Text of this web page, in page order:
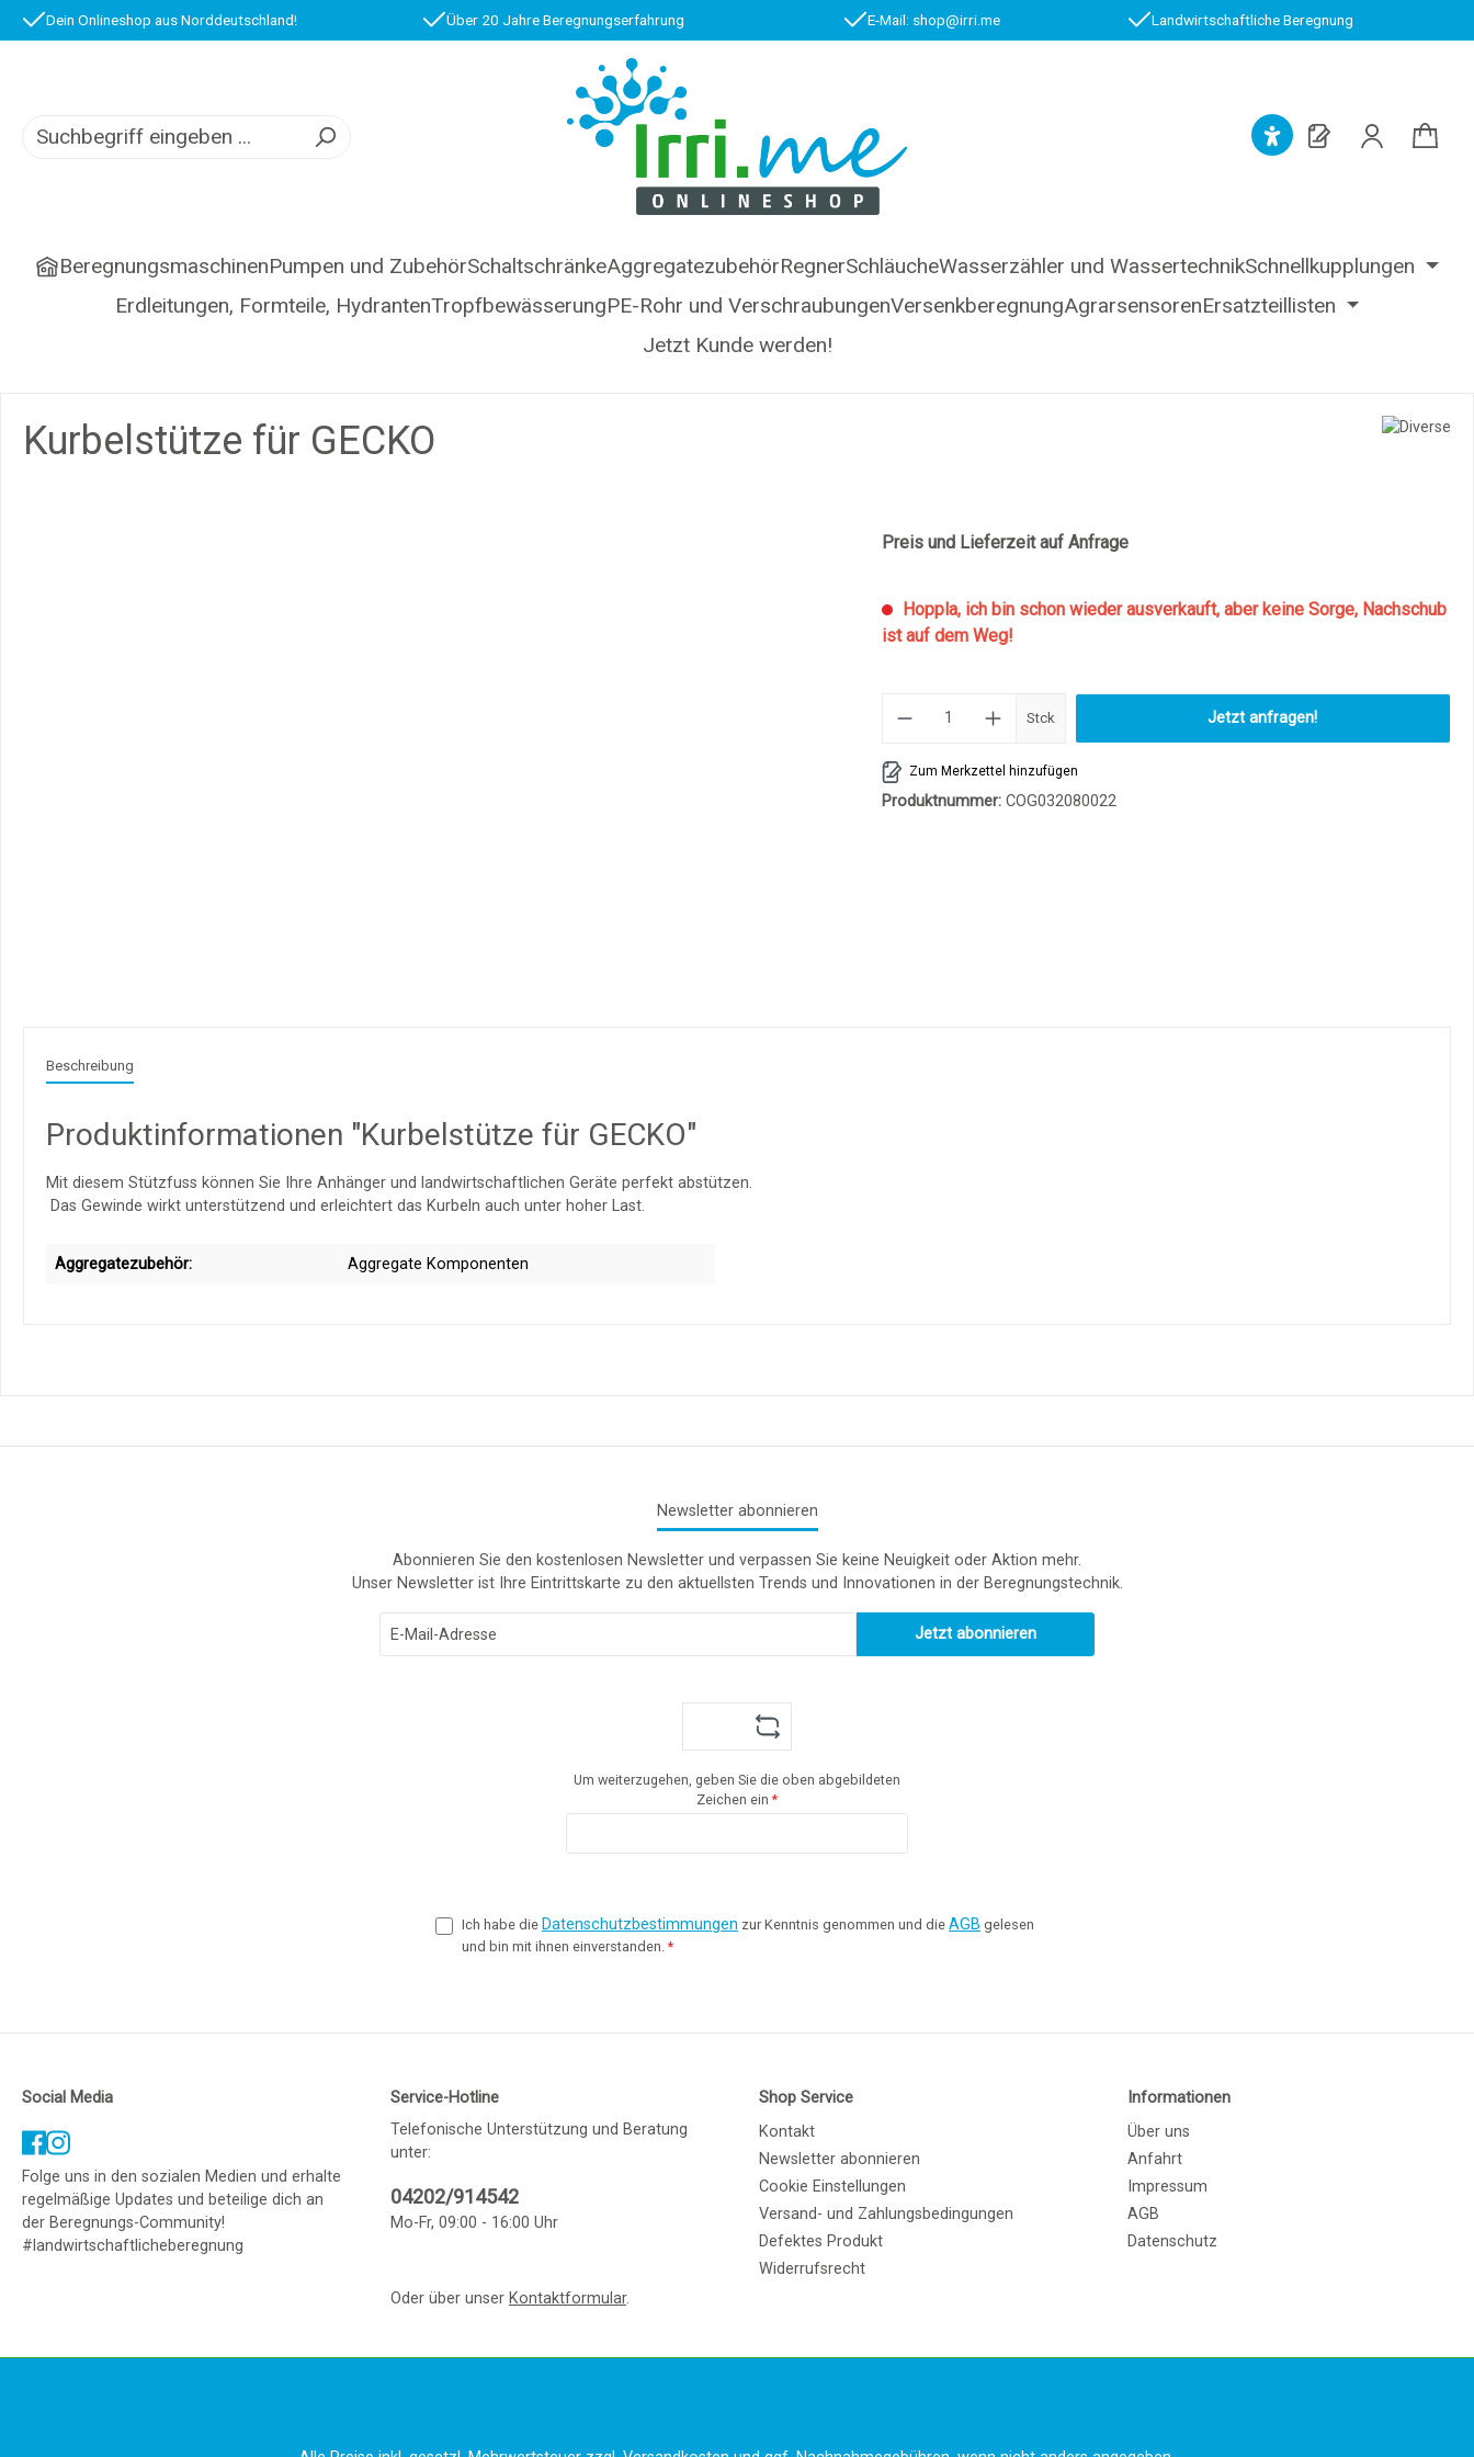
Zur Hauptnavigation springen
Dein Onlineshop aus Norddeutschland! Über 20 Jahre Beregnungserfahrung E-Mail: shop@irri.me Landwirtschaftliche Beregnung
BeregnungsmaschinenPumpen und ZubehörSchaltschränkeAggregatezubehörRegnerSchläucheWasserzähler und WassertechnikSchnellkupplungen
Erdleitungen, Formteile, HydrantenTropfbewässerungPE-Rohr und VerschraubungenVersenkberegnungAgrarsensorenErsatzteillisten
Jetzt Kunde werden!
Kurbelstütze für GECKO
Preis und Lieferzeit auf Anfrage
Hoppla, ich bin schon wieder ausverkauft, aber keine Sorge, Nachschub
ist auf dem Weg!
Produkt Anzahl: Gib den
Stck Jetzt anfragen!
Zum Merkzettel hinzufügen
Produktnummer: COG032080022
Beschreibung
Produktinformationen "Kurbelstütze für GECKO"
Mit diesem Stützfuss können Sie Ihre Anhänger und landwirtschaftlichen Geräte perfekt abstützen.
Das Gewinde wirkt unterstützend und erleichtert das Kurbeln auch unter hoher Last.
Aggregatezubehör: Aggregate Komponenten
Newsletter abonnieren
Abonnieren Sie den kostenlosen Newsletter und verpassen Sie keine Neuigkeit oder Aktion mehr.
Unser Newsletter ist Ihre Eintrittskarte zu den aktuellsten Trends und Innovationen in der Beregnungstechnik.
Jetzt abonnieren
Um weiterzugehen, geben Sie die oben abgebildeten
Zeichen ein *
Ich habe die Datenschutzbestimmungen zur Kenntnis genommen und die AGB gelesen
und bin mit ihnen einverstanden.*
Service-Hotline
Telefonische Unterstützung und Beratung
unter:
04202/914542
Mo-Fr, 09:00 - 16:00 Uhr
Oder über unser Kontaktformular.
Shop Service
Kontakt
Newsletter abonnieren
Cookie Einstellungen
Versand- und Zahlungsbedingungen
Defektes Produkt
Widerrufsrecht
Informationen
Über uns
Anfahrt
Impressum
AGB
Datenschutz
Social Media
Folge uns in den sozialen Medien und erhalte
regelmäßige Updates und beteilige dich an
der Beregnungs-Community!
#landwirtschaftlicheberegnung